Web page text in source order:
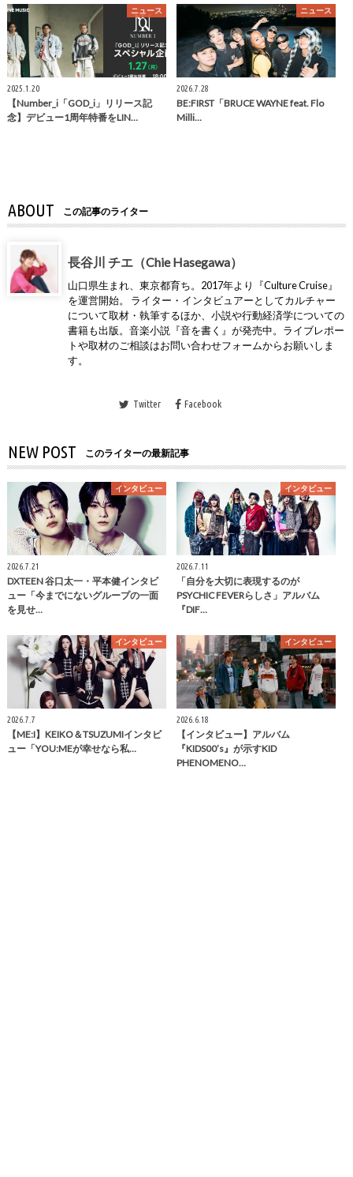
ニュース
2025.1.20
【Number_i「GOD_i」リリース記
念】デビュー1周年特番をLIN…
ニュース
2026.7.28
BE:FIRST「BRUCE WAYNE feat. Flo
Milli…
ABOUT この記事のライター
長谷川 チエ（Chie Hasegawa）
山口県生まれ、東京都育ち。2017年より『Culture Cruise』
を運営開始。 ライター・インタビュアーとしてカルチャー
について取材・執筆するほか、小説や行動経済学についての
書籍も出版。音楽小説『音を書く』が発売中。ライブレポー
トや取材のご相談はお問い合わせフォームからお願いしま
す。
Twitter Facebook
NEW POST このライターの最新記事
インタビュー
2026.7.21
DXTEEN 谷口太一・平本健インタビ
ュー「今までにないグループの一面
を見せ…
インタビュー
2026.7.11
「自分を大切に表現するのが
PSYCHIC FEVERらしさ」アルバム
『DIF…
インタビュー
2026.7.7
【ME:I】KEIKO＆TSUZUMIインタビ
ュー「YOU:MEが幸せなら私…
インタビュー
2026.6.18
【インタビュー】アルバム
『KIDS00’s』が示すKID
PHENOMENO…